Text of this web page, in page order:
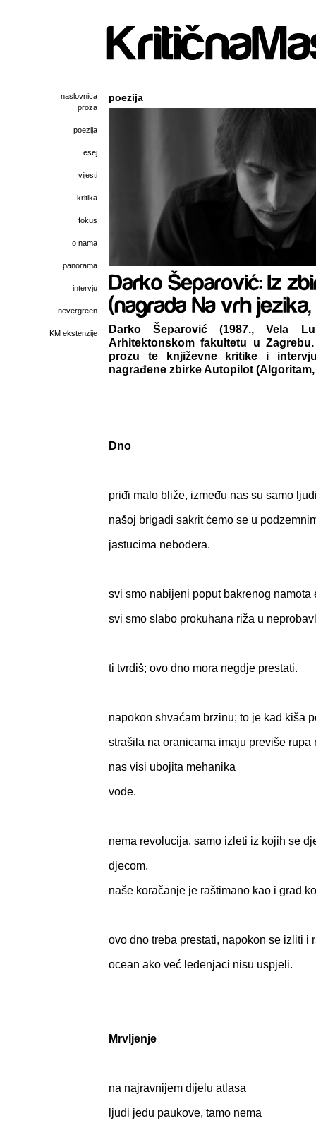
naslovnica
proza
poezija
esej
vijesti
kritika
fokus
o nama
panorama
intervju
nevergreen
KM ekstenzije
poezija
Darko Šeparović (1987., Vela
Arhitektonskom fakultetu u
prozu te književne kritike i
nagrađene zbirke Autopilot (Algoritam,
Dno
priđi malo bliže, između nas su samo
našoj brigadi sakrit ćemo se u
jastucima nebodera.
svi smo nabijeni poput bakrenog namota
svi smo slabo prokuhana riža u
ti tvrdiš; ovo dno mora negdje prestati.
napokon shvaćam brzinu; to je kad kiša
strašila na oranicama imaju previše rupa
nas visi ubojita mehanika
vode.
nema revolucija, samo izleti iz kojih se
djecom.
naše koračanje je raštimano kao i grad
ovo dno treba prestati, napokon se izliti i
ocean ako već ledenjaci nisu uspjeli.
Mrvljenje
na najravnijem dijelu atlasa
ljudi jedu paukove, tamo nema